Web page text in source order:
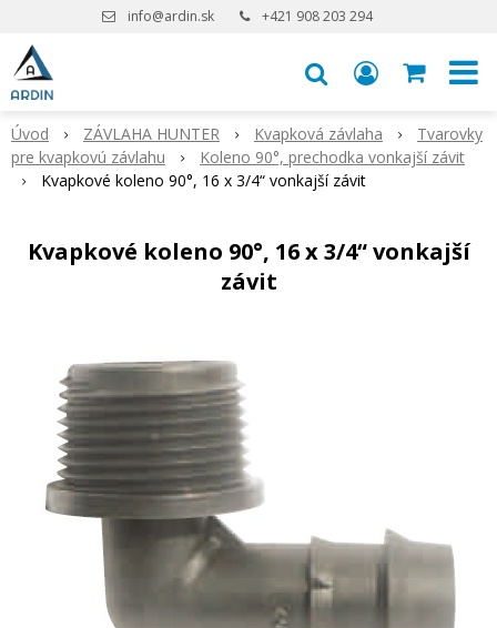
info@ardin.sk +421 908 203 294
Úvod ZÁVLAHA HUNTER Kvapková závlaha
Tvarovky
pre kvapkovú závlahu
Koleno 90°, prechodka vonkajší závit
Kvapkové koleno 90°, 16 x 3/4“ vonkajší závit
Kvapkové koleno 90°, 16 x 3/4“ vonkajší
závit